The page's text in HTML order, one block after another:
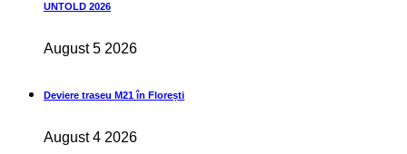
UNTOLD 2026
August 5 2026
Deviere traseu M21 în Florești
August 4 2026